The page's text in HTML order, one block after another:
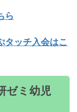
ら
タッチ入会はこ
ゼミ幼児